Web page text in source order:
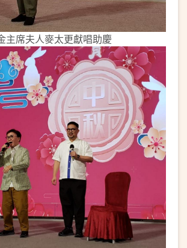
主席夫人麥太更獻唱助慶